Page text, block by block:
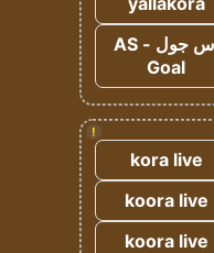
اس جول - AS
Goal
!
kora live
koora live
koora live